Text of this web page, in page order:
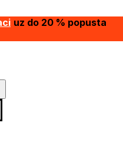
uz do 20 % popusta